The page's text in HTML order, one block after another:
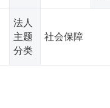
法人
主题
分类
社会保障